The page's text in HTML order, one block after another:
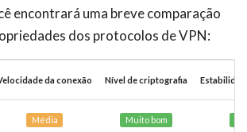
encontrará uma breve comparação
dos protocolos de VPN:
da conexão Nível de criptografia
Média Muito bom